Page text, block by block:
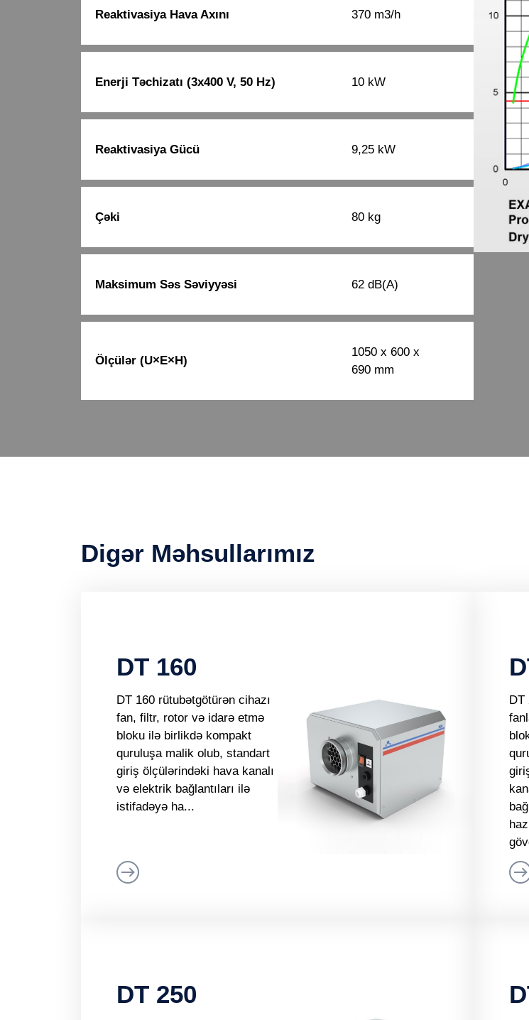
Reaktivasiya Hava Axını 370 m3/h
Enerji Təchizatı (3x400 V, 50 Hz) 10 kW
Reaktivasiya Gücü 9,25 kW
Çəki 80 kg
Maksimum Səs Səviyyəsi 62 dB(A)
Ölçülər (U×E×H)
1050 x 600 x
690 mm
Digər Məhsullarımız
DT 160
DT 160 rütubətgötürən cihazı
fan, filtr, rotor və idarə etmə
bloku ilə birlikdə kompakt
quruluşa malik olub, standart
giriş ölçülərindəki hava kanalı
və elektrik bağlantıları ilə
istifadəyə ha...
DT
DT 250